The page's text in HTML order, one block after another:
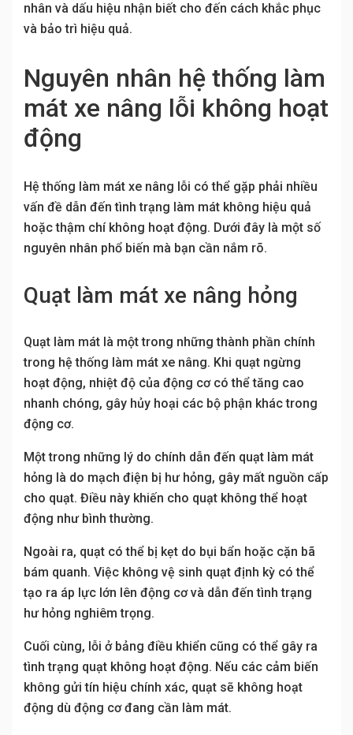
nhân và dấu hiệu nhận biết cho đến cách khắc phục
và bảo trì hiệu quả.
Nguyên nhân hệ thống làm
mát xe nâng lỗi không hoạt
động
Hệ thống làm mát xe nâng lỗi có thể gặp phải nhiều
vấn đề dẫn đến tình trạng làm mát không hiệu quả
hoặc thậm chí không hoạt động. Dưới đây là một số
nguyên nhân phổ biến mà bạn cần nắm rõ.
Quạt làm mát xe nâng hỏng
Quạt làm mát là một trong những thành phần chính
trong hệ thống làm mát xe nâng. Khi quạt ngừng
hoạt động, nhiệt độ của động cơ có thể tăng cao
nhanh chóng, gây hủy hoại các bộ phận khác trong
động cơ.
Một trong những lý do chính dẫn đến quạt làm mát
hỏng là do mạch điện bị hư hỏng, gây mất nguồn cấp
cho quạt. Điều này khiến cho quạt không thể hoạt
động như bình thường.
Ngoài ra, quạt có thể bị kẹt do bụi bẩn hoặc cặn bã
bám quanh. Việc không vệ sinh quạt định kỳ có thể
tạo ra áp lực lớn lên động cơ và dẫn đến tình trạng
hư hỏng nghiêm trọng.
Cuối cùng, lỗi ở bảng điều khiển cũng có thể gây ra
tình trạng quạt không hoạt động. Nếu các cảm biến
không gửi tín hiệu chính xác, quạt sẽ không hoạt
động dù động cơ đang cần làm mát.